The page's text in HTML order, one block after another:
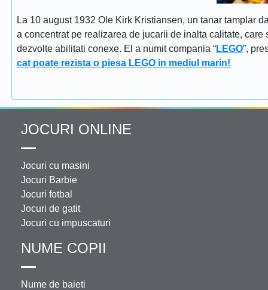
La 10 august 1932 Ole Kirk Kristiansen, un tanar tamplar
a concentrat pe realizarea de jucarii de inalta calitate,
dezvolte abilitati conexe. El a numit compania “LEGO”,
cat poate rezista o piesa LEGO in mediul marin!
JOCURI ONLINE
Jocuri cu masini
Jocuri Barbie
Jocuri fotbal
Jocuri de gatit
Jocuri cu impuscaturi
NUME COPII
Nume de baieti